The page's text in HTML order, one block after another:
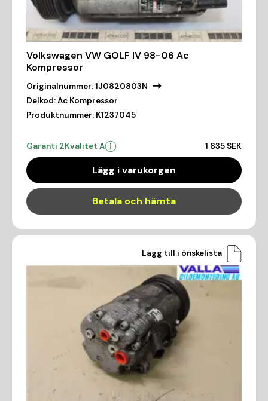
Volkswagen VW GOLF IV 98-06 Ac
Kompressor
Originalnummer:1J0820803N
Delkod:Ac Kompressor
Produktnummer: K1237045
Garanti 2Kvalitet A 1 835 SEK
Lägg i varukorgen
Betala och hämta
Lägg till i önskelista